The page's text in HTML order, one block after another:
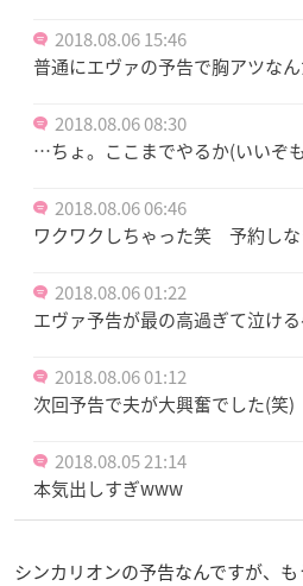
2018.08.06 15:46
普通にエヴァの予告で胸アツな
2018.08.06 08:30
…ちょ。ここまでやるか(いいぞ
2018.08.06 06:46
ワクワクしちゃった笑 予約しな
2018.08.06 01:22
エヴァ予告が最の高過ぎて泣け
2018.08.06 01:12
次回予告で夫が大興奮でした(笑)
2018.08.05 21:14
本気出しすぎwww
シンカリオンの予告なんですが、